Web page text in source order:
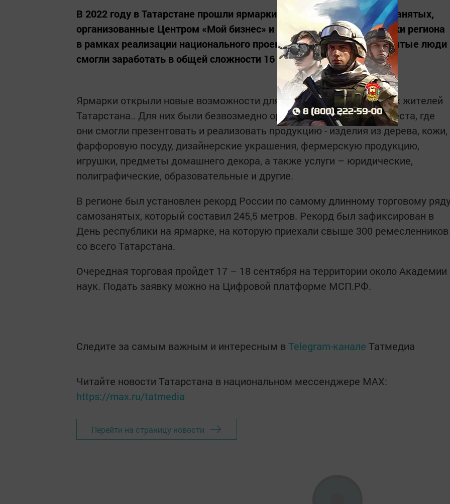
В 2022 году в Татарстане прошли ярмарки продукции и услуг самозанятых,
организованные Центром «Мой бизнес» и Министерством экономики региона
в рамках реализации национального проекта МСП. На них самозанятые люди
смогли заработать в общей сложности 16 млн рублей.
Ярмарки открыли новые возможности для свыше 800 самозанятых жителей
Татарстана.. Для них были безвозмедно организованы торговые места, где
они смогли презентовать и реализовать продукцию - изделия из дерева, кожи,
фарфоровую посуду, дизайнерские украшения, фермерскую продукцию,
игрушки, предметы домашнего декора, а также услуги – юридические,
полиграфические, образовательные и другие.
В регионе был установлен рекорд России по самому длинному торговому
самозанятых, который составил 245,5 метров. Рекорд был зафиксирован в
День республики на ярмарке, на которую приехали свыше 300 ремесленников
со всего Татарстана.
Очередная торговая пройдет 17 – 18 сентября на территории около Академии
наук. Подать заявку можно на Цифровой платформе МСП.РФ.
Следите за самым важным и интересным в Telegram-канале Татмедиа
Читайте новости Татарстана в национальном мессенджере MАХ:
https://max.ru/tatmedia
Перейти на страницу новости